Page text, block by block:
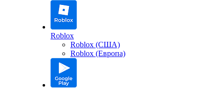
Roblox
Roblox (США)
Roblox (Европа)